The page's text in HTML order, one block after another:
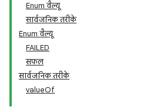
Enum वैल्यू
सार्वजनिक तरीके
Enum वैल्यू
FAILED
सफल
सार्वजनिक तरीके
valueOf